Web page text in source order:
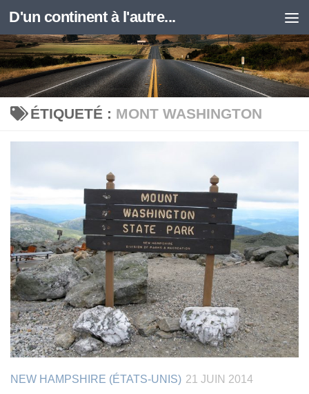
Skip to content
D'un continent à l'autre...
ÉTIQUETÉ : MONT WASHINGTON
NEW HAMPSHIRE (ÉTATS-UNIS) 21 JUIN 2014